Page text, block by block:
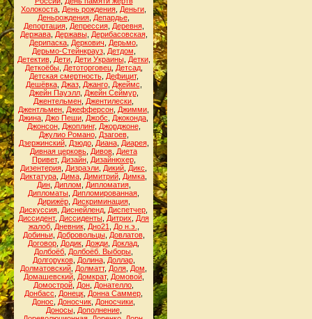
Холокоста День рождения Деньги
Деньрождения Депардье
Депортация, Депрессия, Деревня,
Держава, Державы, Дерибасовская,
Дерипаска Деркович Дерьмо
Дерьмо-Стейнкрауз, Детдом
Детектив, Дети, Дети Украины, Детки,
Деткоёбы, Детоторговец, Детсад,
Детская смертность, Дефицит,
Дешёвка, Джаз, Джанго, Джеймс
Джейн Пауэлл, Джейн Сеймур,
Джентельмен Джентилески
Джентльмен Джефферсон Джимми
Джина Джо Пеши Джобс Джоконда
Джонсон, Джоплинг, Джорджоне,
Джулио Романо, Дзагоев,
Дзержинский, Дзюдо, Диана, Диарея,
Дивная церковь Дивов Диета
Привет, Дизайн, Дизайнюхер,
Дизентерия Дизраэли Дикий Дикс
Диктатура Дима Димитрий Димка
Дин, Диплом Дипломатия,
Дипломаты Дипломированная
Дирижёр, Дискриминация,
Дискуссия Диснейленд Диспетчер
Диссидент, Диссиденты Дитрих
Для
жалоб, Дневник, Дно21 До н.э.
Добиньи, Добровольцы, Довлатов,
Договор Додик Дожди Доклад
Долбоёб Долбоёб. Выборы
Долгоруков, Долина, Доллар,
Долматовский Долматт, Доля Дом
Домашевский, Домкрат, Домовой,
Домострой Дон Донателло
Донбасс
Донецк Донна Саммер
Донос
Доносчик Доносчики
Доносы, Дополнение,